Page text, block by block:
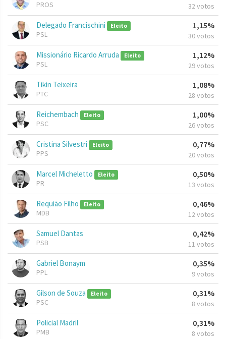
PROS 32 votos
Delegado Francischini Eleito
PSL
1,15%
30 votos
Missionário Ricardo Arruda Eleito
PSL
1,12%
29 votos
Tikin Teixeira
PTC
1,08%
28 votos
Reichembach Eleito
PSC
1,00%
26 votos
Cristina Silvestri Eleito
PPS
0,77%
20 votos
Marcel Micheletto Eleito
PR
0,50%
13 votos
Requião Filho Eleito
MDB
0,46%
12 votos
Samuel Dantas
PSB
0,42%
11 votos
Gabriel Bonaym
PPL
0,35%
9 votos
Gilson de Souza Eleito
PSC
0,31%
8 votos
Policial Madril
PMB
0,31%
8 votos